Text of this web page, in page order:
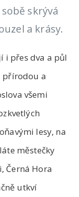
skrývá
a krásy.
i přes dva a půl
přírodou a
všemi
lesy, na
městečky
Černá Hora
utkví